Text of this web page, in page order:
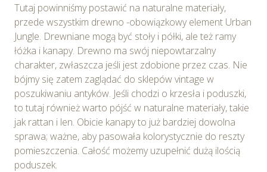
Tutaj powinniśmy postawić na naturalne materiały,
przede wszystkim drewno -obowiązkowy element Urban
Jungle. Drewniane mogą być stoły i półki, ale też ramy
łóżka i kanapy. Drewno ma swój niepowtarzalny
charakter, zwłaszcza jeśli jest zdobione przez czas. Nie
bójmy się zatem zaglądać do sklepów vintage w
poszukiwaniu antyków. Jeśli chodzi o krzesła i poduszki,
to tutaj również warto pójść w naturalne materiały, takie
jak rattan i len. Obicie kanapy to już bardziej dowolna
sprawa; ważne, aby pasowała kolorystycznie do reszty
pomieszczenia. Całość możemy uzupełnić dużą ilością
poduszek.